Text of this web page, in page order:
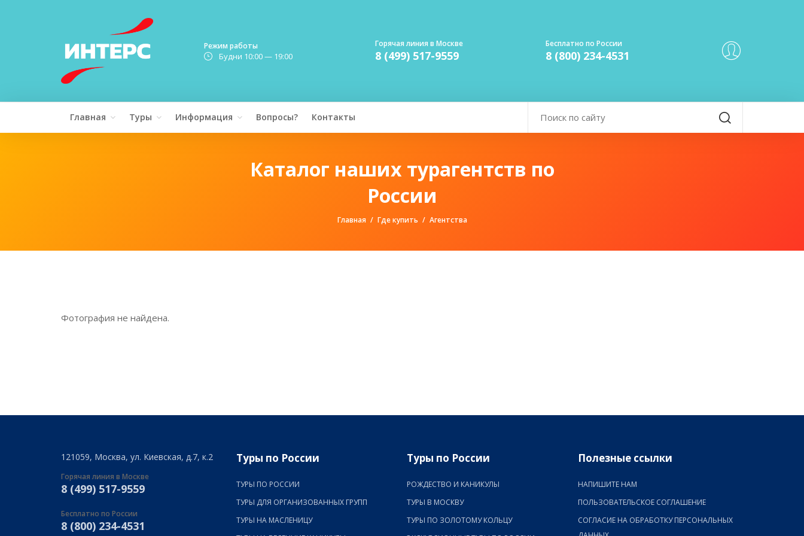
Режим работы
Будни 10:00 — 19:00
Горячая линия в Москве
8 (499) 517-9559
Бесплатно по России
8 (800) 234-4531
Главная Туры Информация Вопросы? Контакты
Каталог наших турагентств по
России
Главная Где купить Агентства
Фотография не найдена.
121059, Москва, ул. Киевская, д.7, к.2
Горячая линия в Москве
8 (499) 517-9559
Бесплатно по России
8 (800) 234-4531
Туры по России
ТУРЫ ПО РОССИИ
ТУРЫ ДЛЯ ОРГАНИЗОВАННЫХ ГРУПП
ТУРЫ НА МАСЛЕНИЦУ
Туры по России
РОЖДЕСТВО И КАНИКУЛЫ
ТУРЫ В МОСКВУ
ТУРЫ ПО ЗОЛОТОМУ КОЛЬЦУ
Полезные ссылки
НАПИШИТЕ НАМ
ПОЛЬЗОВАТЕЛЬСКОЕ СОГЛАШЕНИЕ
СОГЛАСИЕ НА ОБРАБОТКУ ПЕРСОНАЛЬНЫХ